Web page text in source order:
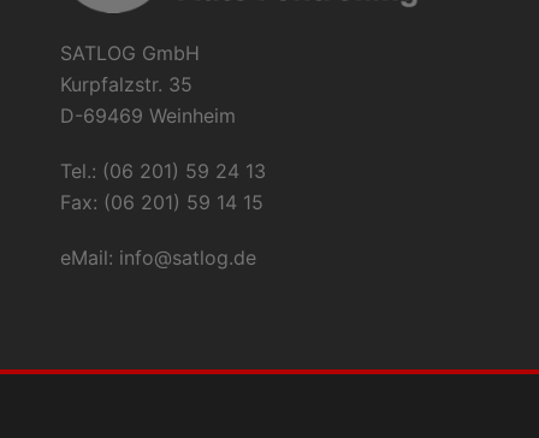
SATLOG GmbH
Kurpfalzstr. 35
D-69469 Weinheim
Tel.: (06 201) 59 24 13
Fax: (06 201) 59 14 15
eMail: info@satlog.de